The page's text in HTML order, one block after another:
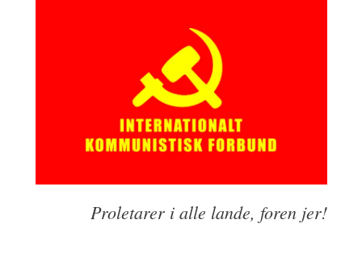
Proletarer i alle lande, foren jer!